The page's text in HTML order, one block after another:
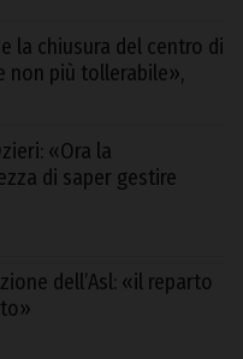
la chiusura del centro di
non più tollerabile»,
«Ora la
di saper gestire
dell’Asl: «il reparto